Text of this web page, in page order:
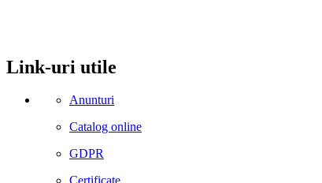
Link-uri utile
Anunturi
Catalog online
GDPR